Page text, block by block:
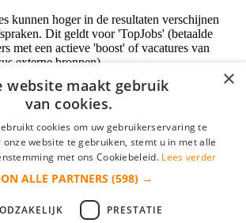
kunnen hoger in de resultaten verschijnen
Dit geldt voor 'TopJobs' (betaalde
met een actieve 'boost' of vacatures van
externe bronnen).
×
website maakt gebruik
van cookies.
cookies om uw gebruikerservaring te
website te gebruiken, stemt u in met alle
met ons Cookiebeleid. Lees verder
ALLE PARTNERS (598) →
PRESTATIE